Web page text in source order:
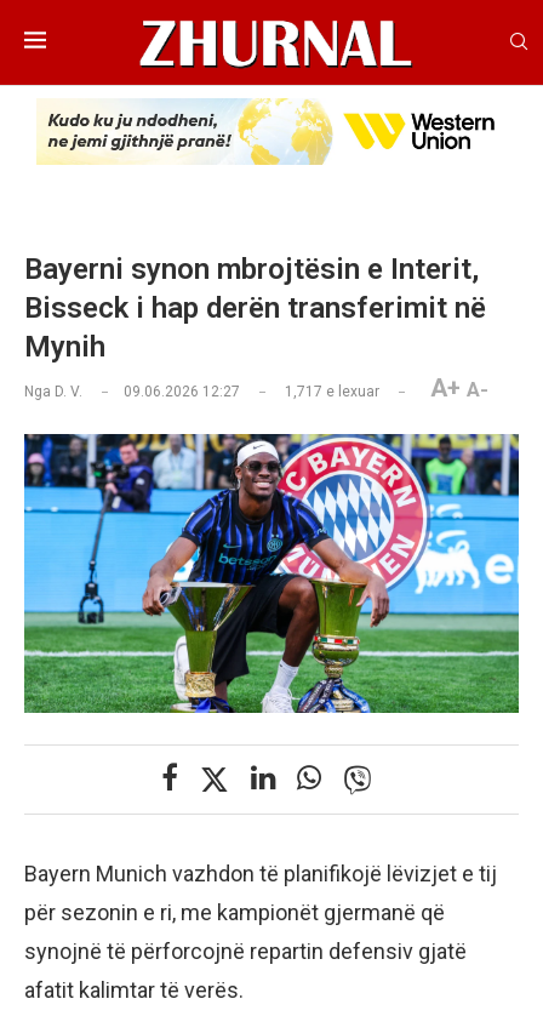
Bayerni synon mbrojtësin e Interit,
Bisseck i hap derën transferimit në
Mynih
Nga D. V. 09.06.2026 12:27 1,717 e lexuar A+ A-
Bayern Munich vazhdon të planifikojë lëvizjet e tij
për sezonin e ri, me kampionët gjermanë që
synojnë të përforcojnë repartin defensiv gjatë
afatit kalimtar të verës.